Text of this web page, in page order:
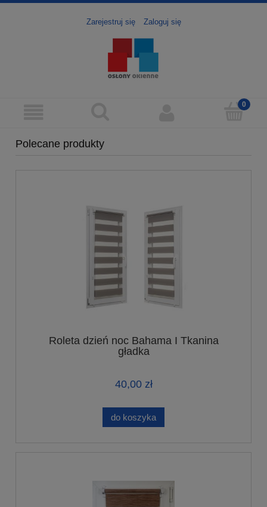
Zarejestruj się Zaloguj się
Polecane produkty
Roleta dzień noc Bahama I Tkanina
gładka
40,00 zł
do koszyka